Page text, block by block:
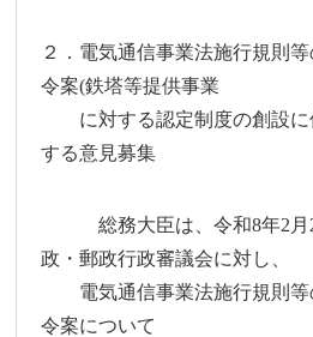
２．電気通信事業法施行規則
令案(鉄塔等提供事業
に対する認定制度の創設に
する意見募集
総務大臣は、令和8年2月
政・郵政行政審議会に対し、
電気通信事業法施行規則等
令案について